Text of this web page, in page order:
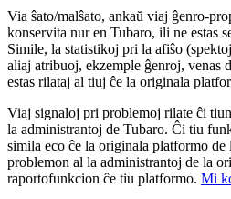
Via ŝato/malŝato, ankaŭ viaj ĝenro-
konservita nur en Tubaro, ili ne estas
Simile, la statistikoj pri la afiŝo
aliaj atribuoj, ekzemple ĝenroj, venas
estas rilataj al tiuj ĉe la originala
Viaj signaloj pri problemoj rilate ĉi
la administrantoj de Tubaro. Ĉi tiu
simila eco ĉe la originala platformo
problemon al la administrantoj de la
raportofunkcion ĉe tiu platformo. Mi